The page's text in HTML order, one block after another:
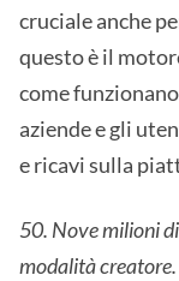
cruciale anche
questo è il
come
aziende e gli
e ricavi sulla
50. Nove milioni
modalità creatore.